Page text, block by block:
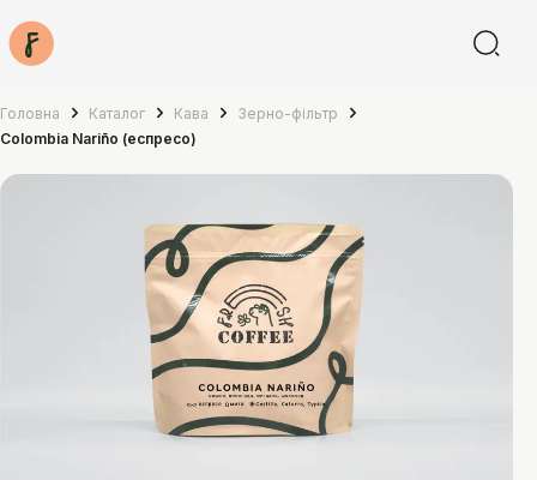
Головна Каталог Кава
Зерно-фільтр
Colombia Nariño (еспресо)